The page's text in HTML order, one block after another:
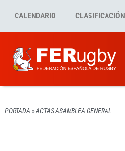
CALENDARIO CLASIFICACIÓN
PORTADA » ACTAS ASAMBLEA GENERAL